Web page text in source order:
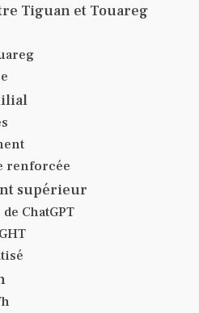
Tiguan et Touareg
renforcée
supérieur
ChatGPT